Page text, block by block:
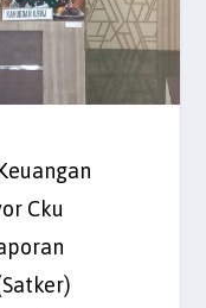
Cku